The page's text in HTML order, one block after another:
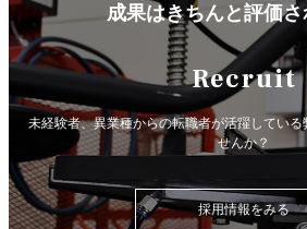
成果はきちんと評価さ
Recruit
未経験者、異業種からの転職者が活躍している
せんか？
採用情報をみる